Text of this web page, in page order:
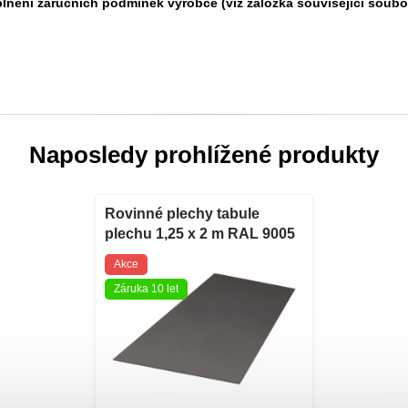
záručních podmínek výrobce (viz záložka související
Naposledy prohlížené produkty
Rovinné plechy tabule
plechu 1,25 x 2 m RAL 9005
Blachotrapez Rovinné
plechy 0,5 plechové tabule
1,25 x 2 m v
provedení RAL 9005
Akce
Záruka 10 let